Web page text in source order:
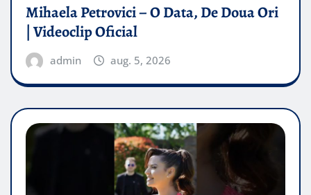
Mihaela Petrovici – O Data, De Doua Ori
| Videoclip Oficial
admin aug. 5, 2026